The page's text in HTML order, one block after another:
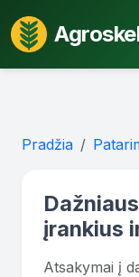
Pradžia
įrankius
Atsakymai į